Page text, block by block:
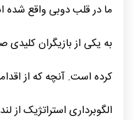
ما در قلب دوبی واقع شده
به یکی از بازیگران
الگوبرداری استراتژیک از